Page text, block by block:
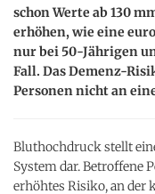
schon Werte ab 130
erhöhen, wie eine
nur bei 50-Jährigen
Fall. Das Demenz-
Personen nicht an
Bluthochdruck stellt
System dar. Betroffene
erhöhtes Risiko, an der